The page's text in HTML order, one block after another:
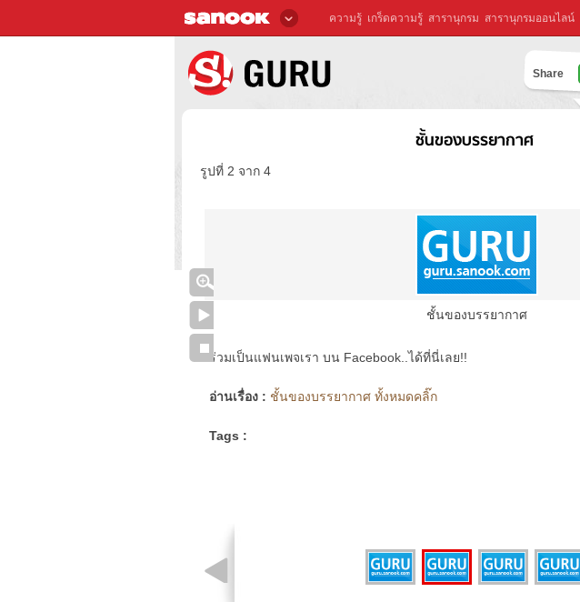
ความรู้ เกร็ดความรู้ สารานุกรม สารานุกรมออนไลน์
Share
ชั้นของบรรยากาศ
รูปที่ 2 จาก 4
ชั้นของบรรยากาศ
ร่วมเป็นแฟนเพจเรา บน Facebook..ได้ที่นี่เลย!!
อ่านเรื่อง : ชั้นของบรรยากาศ ทั้งหมดคลิ๊ก
Tags :